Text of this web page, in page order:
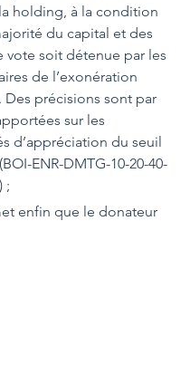
holding, à la condition
du capital et des
vote soit détenue par les
de l’exonération
Des précisions sont par
sur les
d’appréciation du seuil
ENR-DMTG-10-20-40-
;
enfin que le donateur